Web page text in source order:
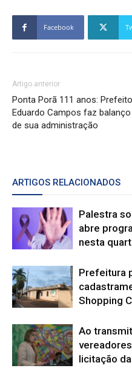
Facebook
Artigo anterior
Ponta Porã 111 anos: Prefeito
Eduardo Campos faz balanço
de sua administração
ARTIGOS RELACIONADOS
Palestra
abre
nesta
Prefeitura
Shopping
Ao
licitação